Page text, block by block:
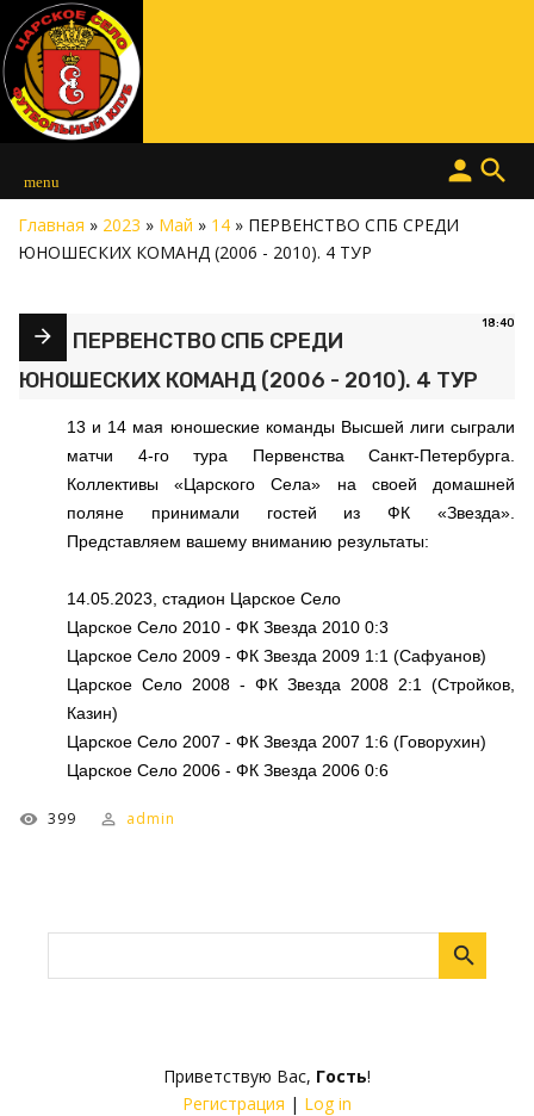
menu search
person
Приветствую Вас, Гость!
Регистрация | Log in
Главная » 2023 » Май » 14 » ПЕРВЕНСТВО СПБ СРЕДИ
ЮНОШЕСКИХ КОМАНД (2006 - 2010). 4 ТУР
18:40
ПЕРВЕНСТВО СПБ СРЕДИ
ЮНОШЕСКИХ КОМАНД (2006 - 2010). 4 ТУР
13 и 14 мая юношеские команды Высшей лиги сыграли
матчи 4-го тура Первенства Санкт-Петербурга.
Коллективы «Царского Села» на своей домашней
поляне принимали гостей из ФК «Звезда».
Представляем вашему вниманию результаты:
14.05.2023, стадион Царское Село
Царское Село 2010 - ФК Звезда 2010 0:3
Царское Село 2009 - ФК Звезда 2009 1:1 (Сафуанов)
Царское Село 2008 - ФК Звезда 2008 2:1 (Стройков,
Казин)
Царское Село 2007 - ФК Звезда 2007 1:6 (Говорухин)
Царское Село 2006 - ФК Звезда 2006 0:6
399 admin